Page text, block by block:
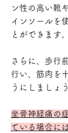
ン性の高い靴
インソールを
とができます。
さらに、歩行
行い、筋肉を
うにしましょう
坐骨神経痛の
ている場合に